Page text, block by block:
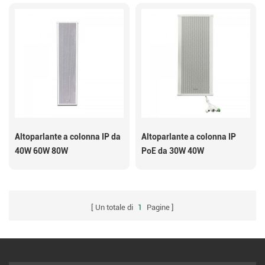
Altoparlante a colonna IP da
40W 60W 80W
Altoparlante a colonna IP
PoE da 30W 40W
Un totale di 1 Pagine